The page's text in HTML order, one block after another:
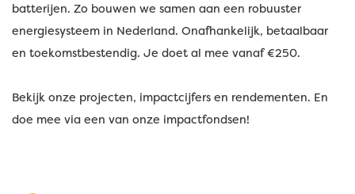
batterijen. Zo bouwen we samen aan een robuuster
energiesysteem in Nederland. Onafhankelijk, betaalbaar
en toekomstbestendig. Je doet al mee vanaf €250.
Bekijk onze projecten, impactcijfers en rendementen. En
doe mee via een van onze impactfondsen!